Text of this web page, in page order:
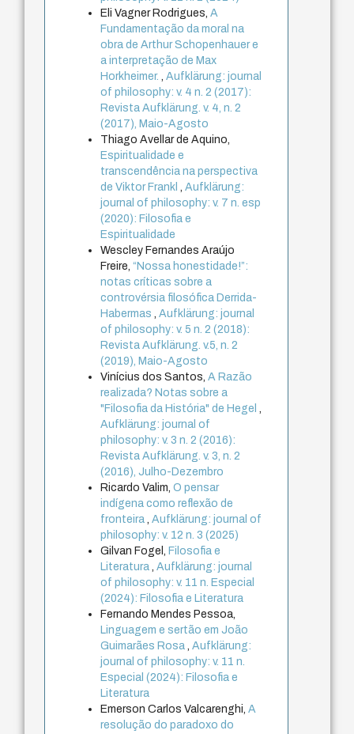
Eli Vagner Rodrigues,A
Fundamentação da moral na
obra de Arthur Schopenhauer e
a interpretação de Max
Horkheimer.,Aufklärung: journal
of philosophy: v. 4 n. 2 (2017):
Revista Aufklärung. v. 4, n. 2
(2017), Maio-Agosto
Thiago Avellar de Aquino,
Espiritualidade e
transcendência na perspectiva
de Viktor Frankl,Aufklärung:
journal of philosophy: v. 7 n. esp
(2020): Filosofia e
Espiritualidade
Wescley Fernandes Araújo
Freire,“Nossa honestidade!”:
notas críticas sobre a
controvérsia filosófica Derrida-
Habermas,Aufklärung: journal
of philosophy: v. 5 n. 2 (2018):
Revista Aufklärung. v.5, n. 2
(2019), Maio-Agosto
Vinícius dos Santos,A Razão
realizada? Notas sobre a
"Filosofia da História" de Hegel,
Aufklärung: journal of
philosophy: v. 3 n. 2 (2016):
Revista Aufklärung. v. 3, n. 2
(2016), Julho-Dezembro
Ricardo Valim,O pensar
indígena como reflexão de
fronteira,Aufklärung: journal of
philosophy: v. 12 n. 3 (2025)
Gilvan Fogel, Filosofia e
Literatura,Aufklärung: journal
of philosophy: v. 11 n. Especial
(2024): Filosofia e Literatura
Fernando Mendes Pessoa,
Linguagem e sertão em João
Guimarães Rosa,Aufklärung:
journal of philosophy: v. 11 n.
Especial (2024): Filosofia e
Literatura
Emerson Carlos Valcarenghi,A
resolução do paradoxo do